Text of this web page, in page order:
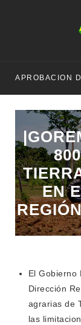
EN
El Gobierno
Dirección
agrarias de
las